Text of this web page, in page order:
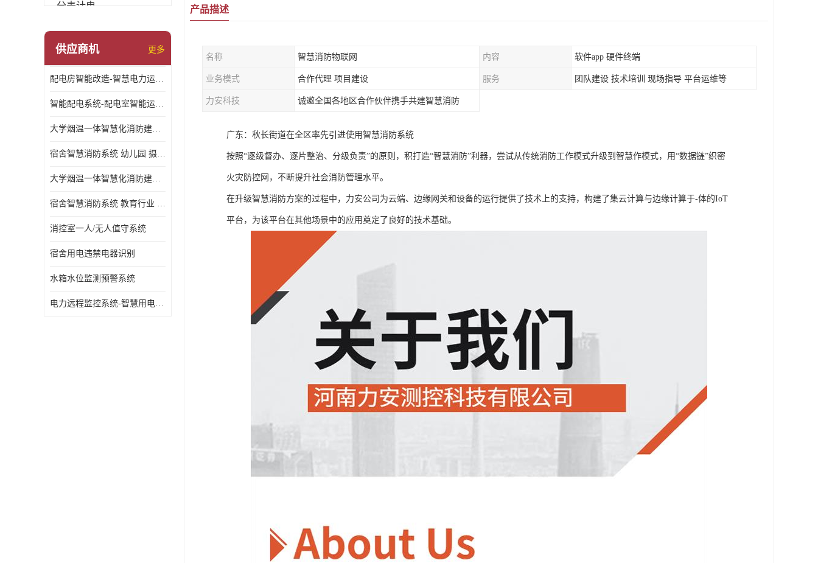
分表计电
环保用电监管系统
供应商机 更多
配电房智能改造-智慧电力运维云平台
智能配电系统-配电室智能运维监控系统-智能化配电系统平台厂家
大学烟温一体智慧化消防建设 大学校园 消防数字化
宿舍智慧消防系统 幼儿园 摄像头升级
大学烟温一体智慧化消防建设 培训机构 数字化
宿舍智慧消防系统 教育行业 摄像头升级
消控室一人/无人值守系统
宿舍用电违禁电器识别
水箱水位监测预警系统
电力远程监控系统-智慧用电安全监控管理系统
产品描述
名称 智慧消防物联网 内容 软件app 硬件终端
业务模式 合作代理 项目建设 服务 团队建设 技术培训 现场指导 平台运维等
力安科技 诚邀全国各地区合作伙伴携手共建智慧消防
广东：秋长街道在全区率先引进使用智慧消防系统
按照“逐级督办、逐片整治、分级负责”的原则，积打造“智慧消防”利器，尝试从传统消防工作模式升级到智慧作模式，用“数据链”织密
火灾防控网，不断提升社会消防管理水平。
在升级智慧消防方案的过程中，力安公司为云端、边缘网关和设备的运行提供了技术上的支持，构建了集云计算与边缘计算于-体的IoT
平台，为该平台在其他场景中的应用奠定了良好的技术基础。